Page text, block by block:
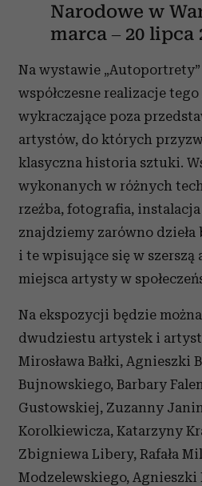
Narodowe w
marca – 20 lipca
Na wystawie
współczesne realizacje
wykraczające poza
artystów, do których
klasyczna historia sztuki.
wykonanych w różnych
rzeźba, fotografia,
znajdziemy zarówno
i te wpisujące się w szerszą
miejsca artysty w
Na ekspozycji będzie
dwudziestu artystek i
Mirosława Bałki, Agnieszki
Bujnowskiego, Barbary
Gustowskiej, Zuzanny
Korolkiewicza, Katarzyny
Zbigniewa Libery, Rafała
Modzelewskiego,